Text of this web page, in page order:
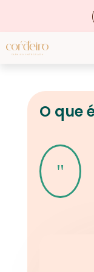
O que
"